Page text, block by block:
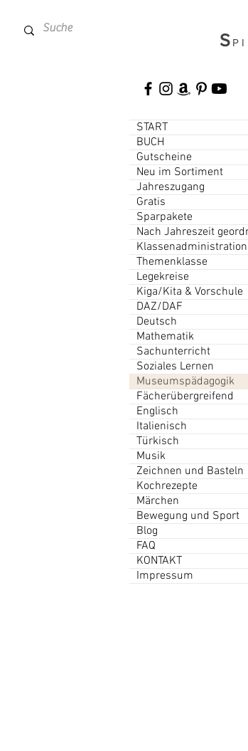
S
START
BUCH
Gutscheine
Neu im Sortiment
Jahreszugang
Gratis
Sparpakete
Nach Jahreszeit
Klassenadministration
Themenklasse
Legekreise
Kiga/Kita & Vorschule
DAZ/DAF
Deutsch
Mathematik
Sachunterricht
Soziales Lernen
Museumspädagogik
Fächerübergreifend
Englisch
Italienisch
Türkisch
Musik
Zeichnen und Basteln
Kochrezepte
Märchen
Bewegung und Sport
Blog
FAQ
KONTAKT
Impressum